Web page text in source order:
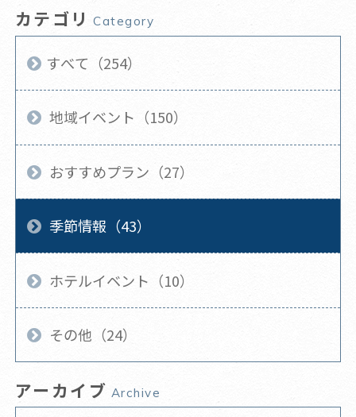
カテゴリ Category
すべて（254）
地域イベント（150）
おすすめプラン（27）
季節情報（43）
ホテルイベント（10）
その他（24）
アーカイブ Archive